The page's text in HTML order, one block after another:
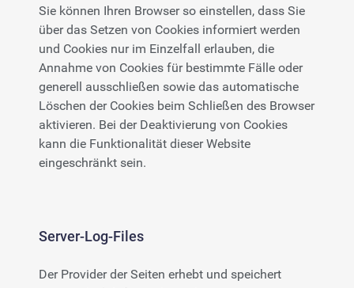
Sie können Ihren Browser so einstellen, dass Sie
über das Setzen von Cookies informiert werden
und Cookies nur im Einzelfall erlauben, die
Annahme von Cookies für bestimmte Fälle oder
generell ausschließen sowie das automatische
Löschen der Cookies beim Schließen des Browser
aktivieren. Bei der Deaktivierung von Cookies
kann die Funktionalität dieser Website
eingeschränkt sein.
Server-Log-Files
Der Provider der Seiten erhebt und speichert